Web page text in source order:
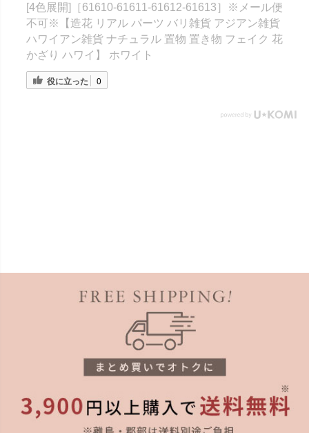
[4色展開]［61610-61611-61612-61613］※メール便
不可※【造花 リアル パーツ バリ雑貨 アジアン雑貨
ハワイアン雑貨 ナチュラル 置物 置き物 フェイク 花
かざり ハワイ】 ホワイト
役に立った 0